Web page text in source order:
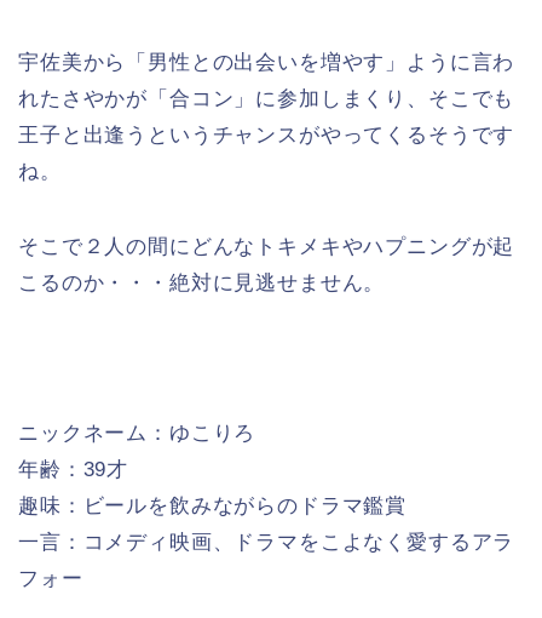
宇佐美から「男性との出会いを増やす」ように言わ
れたさやかが「合コン」に参加しまくり、そこでも
王子と出逢うというチャンスがやってくるそうです
ね。
そこで２人の間にどんなトキメキやハプニングが起
こるのか・・・絶対に見逃せません。
ニックネーム：ゆこりろ
年齢：39才
趣味：ビールを飲みながらのドラマ鑑賞
一言：コメディ映画、ドラマをこよなく愛するアラ
フォー